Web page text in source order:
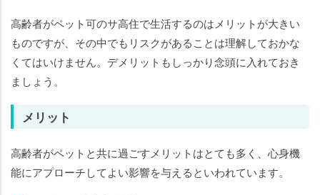
高齢者がペット可のサ高住で生活するのはメリットが大きい
ものですが、その中でもリスクがあることは理解しておかな
くてはいけません。デメリットもしっかり念頭に入れておき
ましょう。
メリット
高齢者がペットと共に過ごすメリットはとても多く、心身機
能にアプローチしてよい影響を与えるといわれています。